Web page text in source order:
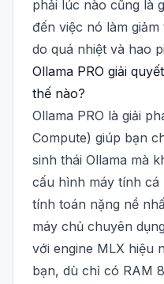
phải lúc nào cũng là
đến việc nó làm
do quá nhiệt và hao
Ollama PRO giải
thế nào?
Ollama PRO là giải
Compute) giúp bạn
sinh thái Ollama mà
cấu hình máy tính
tính toán nặng nề
máy chủ chuyên
với engine MLX hiệu
bạn, dù chỉ có RAM